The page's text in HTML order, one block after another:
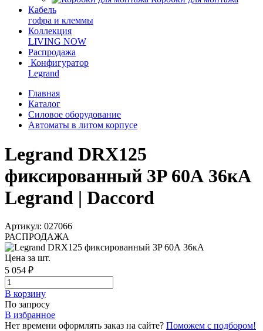
Кабель
гофра и клеммы
Коллекция
LIVING NOW
Распродажа
Конфигуратор
Legrand
Главная
Каталог
Силовое оборудование
Автоматы в литом корпусе
Legrand DRX125
фиксированный 3P 60А 36кА
Legrand | Daccord
Артикул: 027066
РАСПРОДАЖА
Цена за шт.
5 054 ₽
В корзинy
По запросу
В избранное
Нет времени оформлять заказ на сайте? Поможем с подбором!